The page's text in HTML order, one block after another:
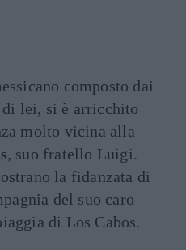
composto dai
lei, si è arricchito
molto vicina alla
, suo fratello Luigi.
la fidanzata di
del suo caro
di Los Cabos.